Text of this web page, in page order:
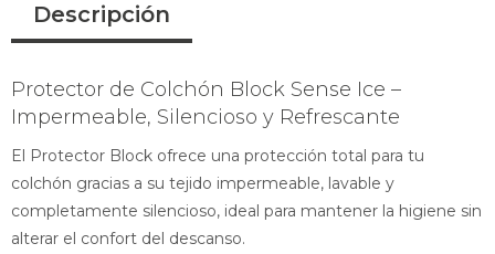
Descripción
Protector de Colchón Block Sense Ice –
Impermeable, Silencioso y Refrescante
El Protector Block ofrece una protección total para tu
colchón gracias a su tejido impermeable, lavable y
completamente silencioso, ideal para mantener la higiene sin
alterar el confort del descanso.